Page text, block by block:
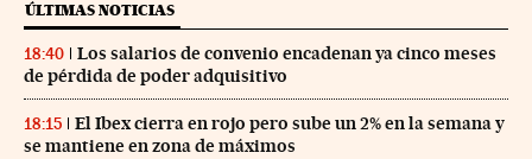
ÚLTIMAS NOTICIAS
18:40
Los salarios de convenio encadenan ya cinco meses
de pérdida de poder adquisitivo
18:15
El Ibex cierra en rojo pero sube un 2% en la semana y
se mantiene en zona de máximos